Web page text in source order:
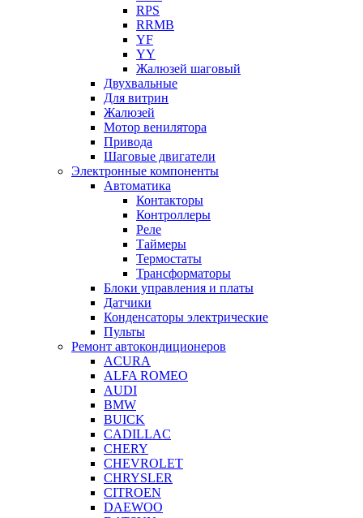
RPS
RRMB
YF
YY
Жалюзей шаговый
Двухвальные
Для витрин
Жалюзей
Мотор венилятора
Привода
Шаговые двигатели
Электронные компоненты
Автоматика
Контакторы
Контроллеры
Реле
Таймеры
Термостаты
Трансформаторы
Блоки управления и платы
Датчики
Конденсаторы электрические
Пульты
Ремонт автокондиционеров
ACURA
ALFA ROMEO
AUDI
BMW
BUICK
CADILLAC
CHERY
CHEVROLET
CHRYSLER
CITROEN
DAEWOO